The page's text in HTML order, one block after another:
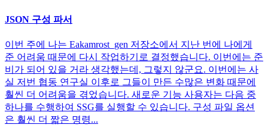
JSON 구성 파서
이번 주에 나는 Eakamrost_gen 저장소에서 지난 번에 나에게
준 어려움 때문에 다시 작업하기로 결정했습니다. 이번에는 준
비가 되어 있을 거라 생각했는데, 그렇지 않군요. 이번에는 사
실 저번 협동 연구실 이후로 그들이 만든 수많은 변화 때문에
훨씬 더 어려움을 겪었습니다. 새로운 기능 사용자는 다음 중
하나를 수행하여 SSG를 실행할 수 있습니다. 구성 파일 옵션
은 훨씬 더 짧은 명령...